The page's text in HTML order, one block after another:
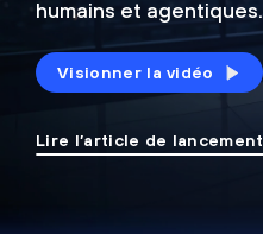
humains et agentiques.
Visionner la vidéo
Lire l’article de lancement